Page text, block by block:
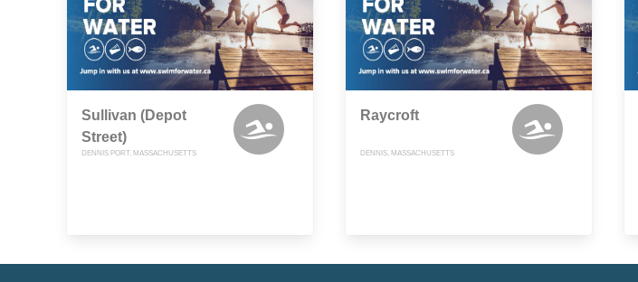
Sullivan (Depot
Street)
DENNIS PORT, MASSACHUSETTS
Raycroft
DENNIS, MASSACHUSETTS